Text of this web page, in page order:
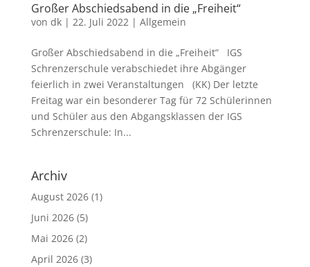
Großer Abschiedsabend in die „Freiheit“
von dk| 22. Juli 2022| Allgemein
Großer Abschiedsabend in die „Freiheit“ IGS
Schrenzerschule verabschiedet ihre Abgänger
feierlich in zwei Veranstaltungen (KK) Der letzte
Freitag war ein besonderer Tag für 72 Schülerinnen
und Schüler aus den Abgangsklassen der IGS
Schrenzerschule: In...
Archiv
August 2026(1)
Juni 2026(5)
Mai 2026(2)
April 2026(3)